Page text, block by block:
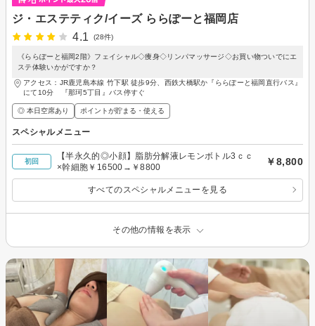
ジ・エステティク/イーズ ららぽーと福岡店
4.1
(28件)
《ららぽーと福岡2階》フェイシャル◇痩身◇リンパマッサージ◇お買い物ついでにエ
ステ体験いかがですか？
アクセス：JR鹿児島本線 竹下駅 徒歩9分、西鉄大橋駅か『ららぽーと福岡直行バス』
にて10分 『那珂5丁目』バス停すぐ
◎ 本日空席あり ポイントが貯まる・使える
スペシャルメニュー
初回
【半永久的◎小顔】脂肪分解液レモンボトル3ｃｃ
×幹細胞￥16500→￥8800
￥8,800
すべてのスペシャルメニューを見る
その他の情報を表示